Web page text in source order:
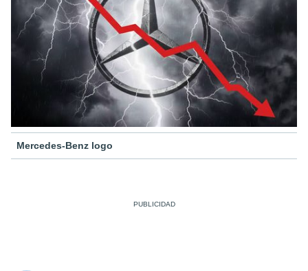
Mercedes-Benz logo